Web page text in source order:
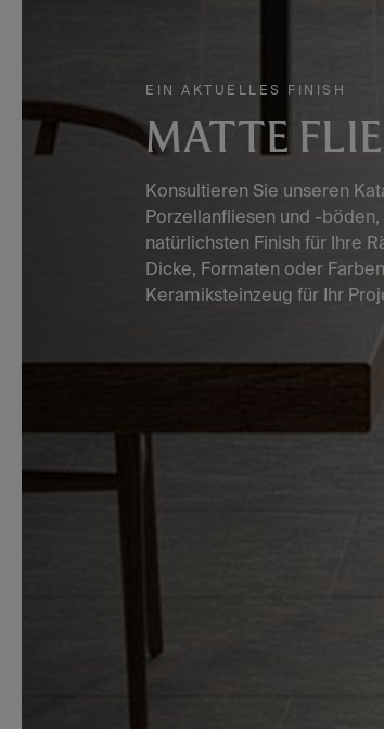
EIN AKTUELLES FINISH
MATTE
Konsultieren Sie unseren
Porzellanfliesen und -
natürlichsten Finish für Ihre
Dicke, Formaten oder
Keramiksteinzeug für Ihr